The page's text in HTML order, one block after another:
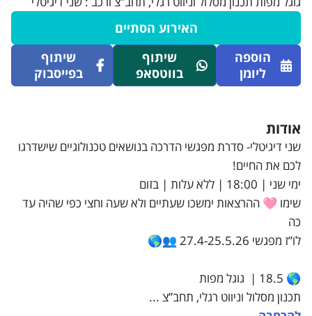
האירוע הסתיים
הוספה
ליומן
שיתוף
בווטסאפ
שיתוף
בפייסבוק
אודות
שני דיגיטלי- סדרת מפגשי הדרכה בנושאים טכנולוגיים שישדרגו
לכם את החיים!
ימי שני | 18:00 | ללא עלות | בזום
שימו 🩷 ההרצאות ימשכו שעתיים ולא שעה וחצי כפי שהיה עד
כה
לו”ז מפגשי 27.4-25.5.26 👥🌎
🌎 18.5 | גוגל מפות
תכנון מסלול וניווט רגלי, תחב”צ ...